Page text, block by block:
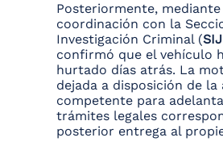
Posteriormente, mediante
coordinación con la
Investigación Criminal (
confirmó que el vehículo
hurtado días atrás. La
dejada a disposición de la
competente para
trámites legales
posterior entrega al